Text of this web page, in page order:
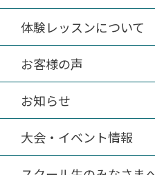
体験レッスンについて
お客様の声
お知らせ
大会・イベント情報